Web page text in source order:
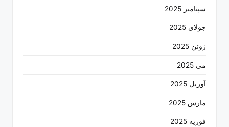
سپتامبر 2025
جولای 2025
ژوئن 2025
می 2025
آوریل 2025
مارس 2025
فوریه 2025